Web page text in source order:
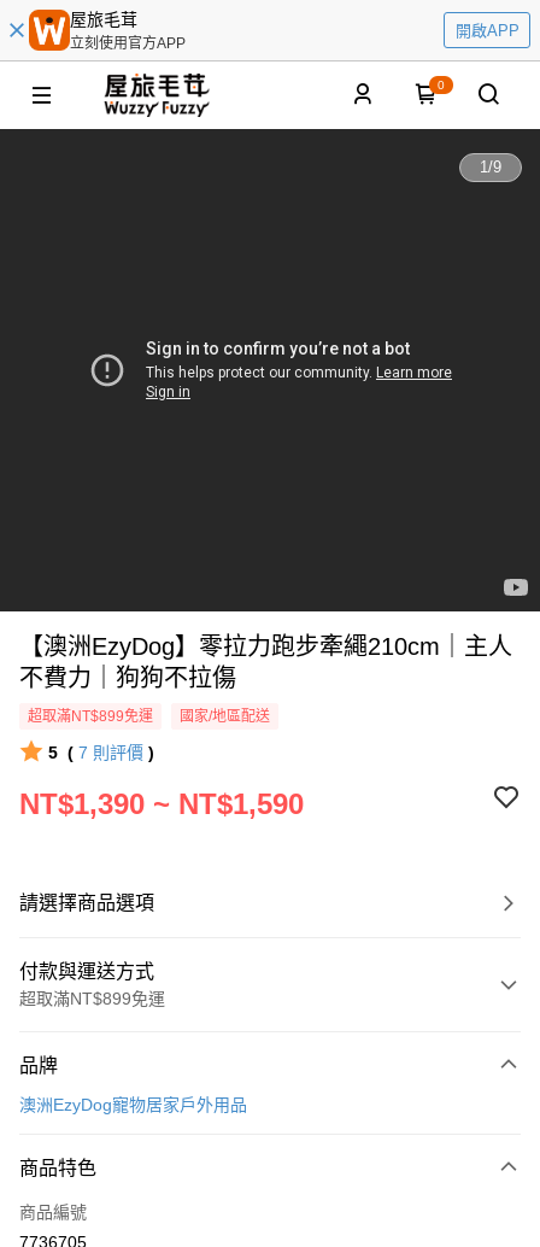
屋旅毛茸
立刻使用官方APP
開啟APP
0
1/9
【澳洲EzyDog】零拉力跑步牽繩210cm｜主人
不費力｜狗狗不拉傷
超取滿NT$899免運 國家/地區配送
5 ( 7 則評價 )
NT$1,390 ~ NT$1,590
請選擇商品選項
付款與運送方式
超取滿NT$899免運
信用卡一次付款
LINE Pay
Apple Pay
品牌
澳洲EzyDog寵物居家戶外用品
商品特色
商品編號
7736705